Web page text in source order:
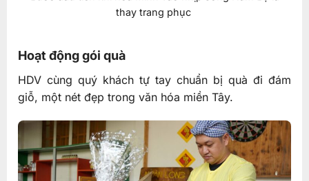
thay trang phục
Hoạt động gói quà
HDV cùng quý khách tự tay chuẩn bị quà đi đám
giỗ, một nét đẹp trong văn hóa miền Tây.